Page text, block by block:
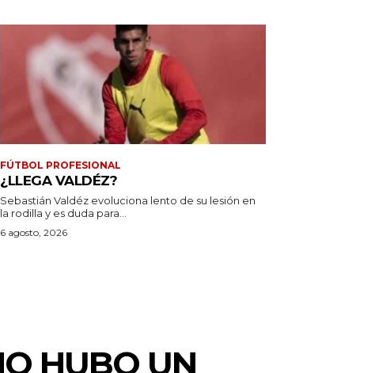
FÚTBOL PROFESIONAL
¿LLEGA VALDÉZ?
Sebastián Valdéz evoluciona lento de su lesión en
la rodilla y es duda para...
6 agosto, 2026